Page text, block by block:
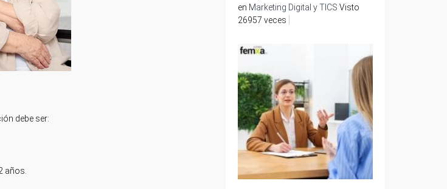
debe ser:
años.
en Marketing Digital y TICS Visto
26957 veces